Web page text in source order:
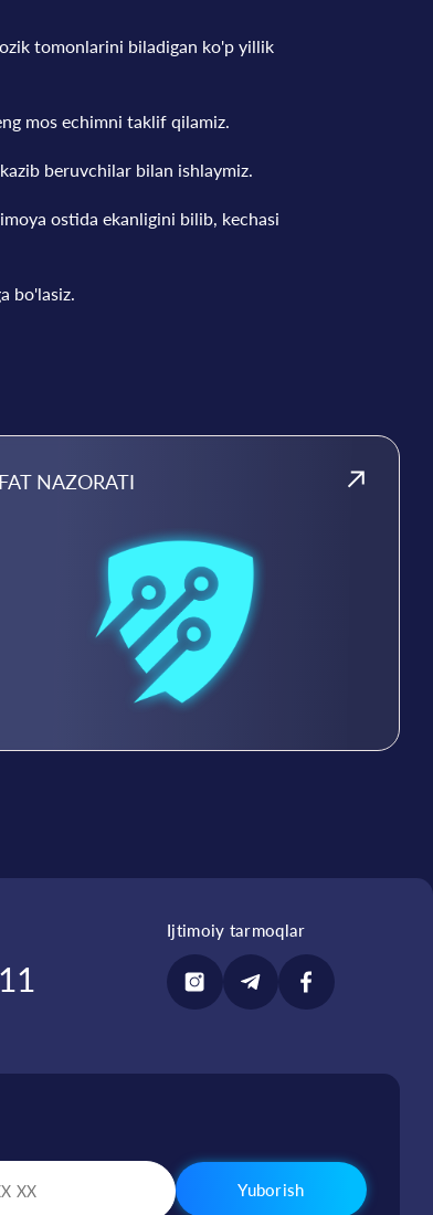
tomonlarini biladigan ko'p yillik
mos echimni taklif qilamiz.
beruvchilar bilan ishlaymiz.
ostida ekanligini bilib, kechasi
bo'lasiz.
NAZORATI
Ijtimoiy tarmoqlar
Yuborish